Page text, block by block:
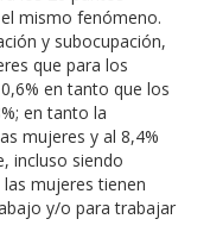
mismo fenómeno.
y subocupación,
que para los
en tanto que los
en tanto la
mujeres y al 8,4%
incluso siendo
mujeres tienen
y/o para trabajar